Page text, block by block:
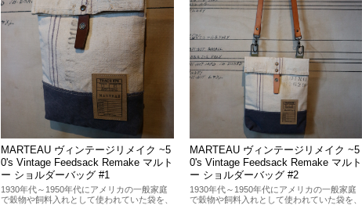
MARTEAU ヴィンテージリメイク ~5
0's Vintage Feedsack Remake マルト
ー ショルダーバッグ #1
1930年代～1950年代にアメリカの一般家庭
で穀物や飼料入れとして使われていた袋を、
MARTEAU ヴィンテージリメイク ~5
0's Vintage Feedsack Remake マルト
ー ショルダーバッグ #2
1930年代～1950年代にアメリカの一般家庭
で穀物や飼料入れとして使われていた袋を、